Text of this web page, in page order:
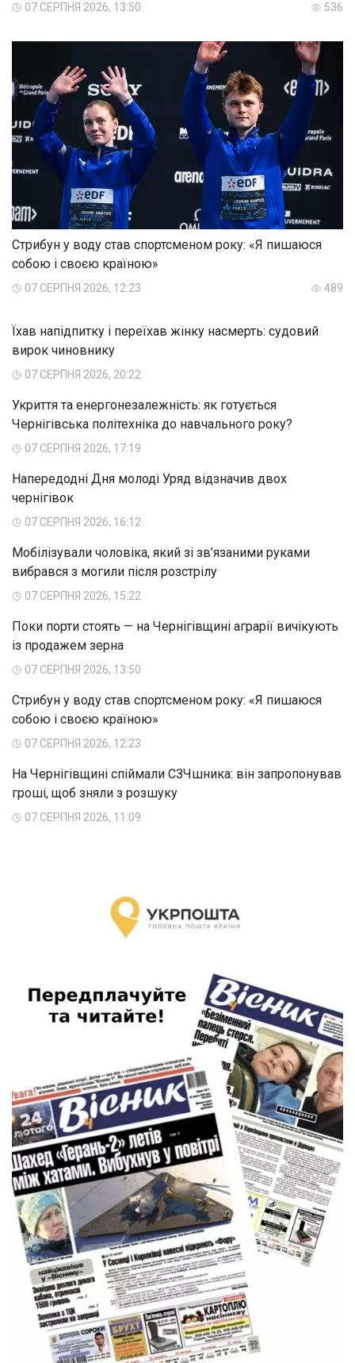
07 СЕРПНЯ 2026, 13:50 536
Стрибун у воду став спортсменом року: «Я пишаюся
собою і своєю країною»
07 СЕРПНЯ 2026, 12:23 489
Їхав напідпитку і переїхав жінку насмерть: судовий
вирок чиновнику
07 СЕРПНЯ 2026, 20:22
Укриття та енергонезалежність: як готується
Чернігівська політехніка до навчального року?
07 СЕРПНЯ 2026, 17:19
Напередодні Дня молоді Уряд відзначив двох
чернігівок
07 СЕРПНЯ 2026, 16:12
Мобілізували чоловіка, який зі зв’язаними руками
вибрався з могили після розстрілу
07 СЕРПНЯ 2026, 15:22
Поки порти стоять — на Чернігівщині аграрії вичікують
із продажем зерна
07 СЕРПНЯ 2026, 13:50
Стрибун у воду став спортсменом року: «Я пишаюся
собою і своєю країною»
07 СЕРПНЯ 2026, 12:23
На Чернігівщині спіймали СЗЧшника: він запропонував
гроші, щоб зняли з розшуку
07 СЕРПНЯ 2026, 11:09